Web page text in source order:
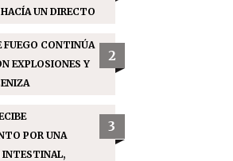
UN DIRECTO
FUEGO CONTINÚA
EXPLOSIONES Y
2
POR UNA
INTESTINAL,
3